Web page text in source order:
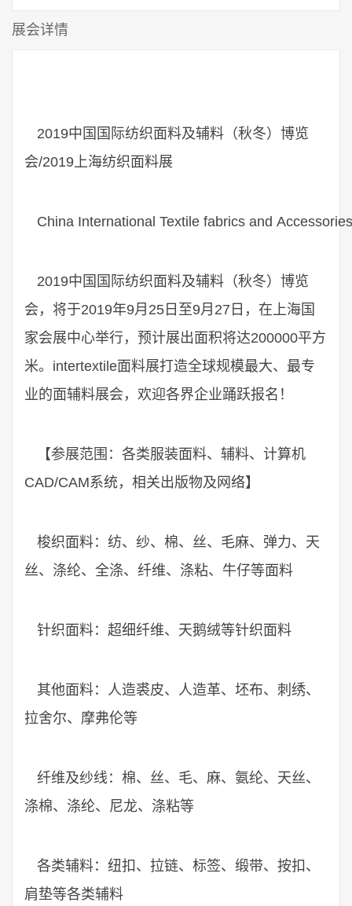
展会详情
2019中国国际纺织面料及辅料（秋冬）博览
会/2019上海纺织面料展
China International Textile fabrics and
2019中国国际纺织面料及辅料（秋冬）博览
会，将于2019年9月25日至9月27日，在上海国
家会展中心举行，预计展出面积将达200000平方
米。intertextile面料展打造全球规模最大、最专
业的面辅料展会，欢迎各界企业踊跃报名！
【参展范围：各类服装面料、辅料、计算机
CAD/CAM系统，相关出版物及网络】
梭织面料：纺、纱、棉、丝、毛麻、弹力、天
丝、涤纶、全涤、纤维、涤粘、牛仔等面料
针织面料：超细纤维、天鹅绒等针织面料
其他面料：人造裘皮、人造革、坯布、刺绣、
拉舍尔、摩弗伦等
纤维及纱线：棉、丝、毛、麻、氨纶、天丝、
涤棉、涤纶、尼龙、涤粘等
各类辅料：纽扣、拉链、标签、缎带、按扣、
肩垫等各类辅料